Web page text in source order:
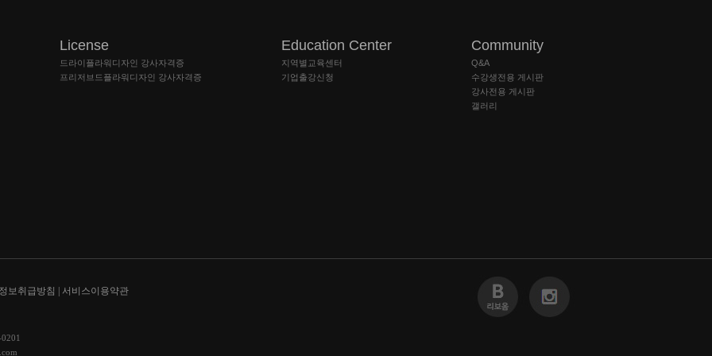
License
드라이플라워디자인 강사자격증
프리저브드플라워디자인 강사자격증
Education Center
지역별교육센터
기업출강신청
Community
Q&A
수강생전용 게시판
강사전용 게시판
갤러리
보취급방침 | 서비스이용약관